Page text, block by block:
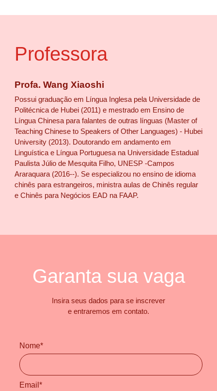
Professora
Profa. Wang Xiaoshi
Possui graduação em Língua Inglesa pela Universidade de
Politécnica de Hubei (2011) e mestrado em Ensino de
Língua Chinesa para falantes de outras línguas (Master of
Teaching Chinese to Speakers of Other Languages) - Hubei
University (2013). Doutorando em andamento em
Linguística e Língua Portuguesa na Universidade Estadual
Paulista Júlio de Mesquita Filho, UNESP -Campos
Araraquara (2016--). Se especializou no ensino de idioma
chinês para estrangeiros, ministra aulas de Chinês regular
e Chinês para Negócios EAD na FAAP.
Garanta sua vaga
Insira seus dados para se inscrever
e entraremos em contato.
Nome*
Email*